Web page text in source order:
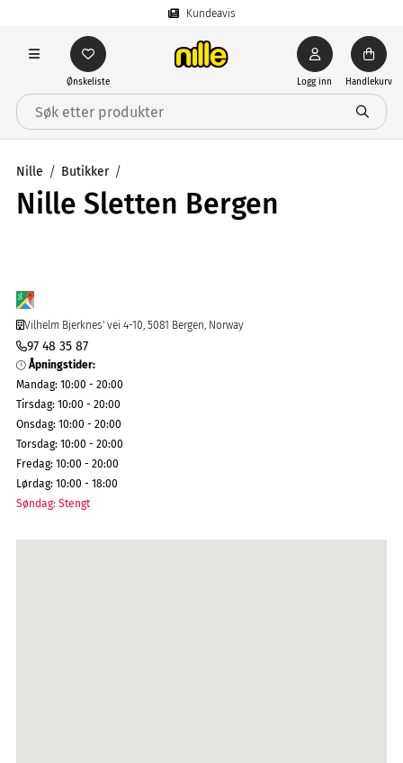
Kundeavis
Ønskeliste Logg inn Handlekurv
Nille Butikker
Nille Sletten Bergen
Vilhelm Bjerknes' vei 4-10, 5081 Bergen, Norway
97 48 35 87
Åpningstider:
Mandag: 10:00 - 20:00
Tirsdag: 10:00 - 20:00
Onsdag: 10:00 - 20:00
Torsdag: 10:00 - 20:00
Fredag: 10:00 - 20:00
Lørdag: 10:00 - 18:00
Søndag: Stengt